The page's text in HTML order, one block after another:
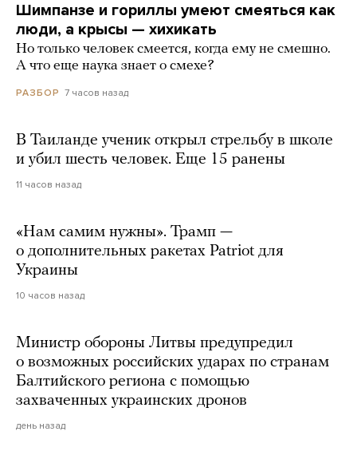
Шимпанзе и гориллы умеют смеяться как
люди, а крысы — хихикать
Но только человек смеется, когда ему не смешно.
А что еще наука знает о смехе?
РАЗБОР 7 часов назад
В Таиланде ученик открыл стрельбу в школе
и убил шесть человек. Еще 15 ранены
11 часов назад
«Нам самим нужны». Трамп —
о дополнительных ракетах Patriot для
Украины
10 часов назад
Министр обороны Литвы предупредил
о возможных российских ударах по странам
Балтийского региона с помощью
захваченных украинских дронов
день назад